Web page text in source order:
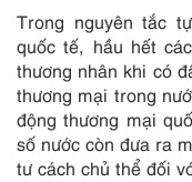
Trong nguyên tắc
quốc tế, hầu hết
thương nhân khi có
thương mại trong
động thương mại
số nước còn đưa ra
tư cách chủ thể đối